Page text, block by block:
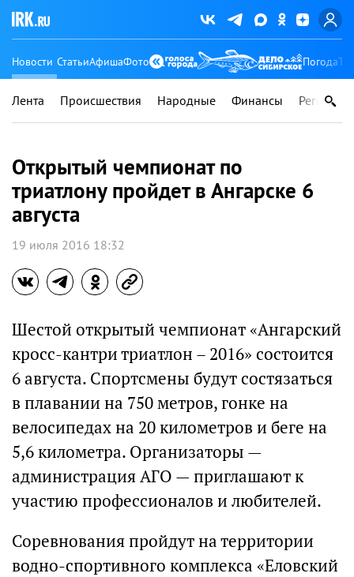
Новости СтатьиАфишаФото Погода
Лента Происшествия Народные Финансы Регионы
Открытый чемпионат по
триатлону пройдет в Ангарске 6
августа
19 июля 2016 18:32
Шестой открытый чемпионат «Ангарский
кросс-кантри триатлон – 2016» состоится
6 августа. Спортсмены будут состязаться
в плавании на 750 метров, гонке на
велосипедах на 20 километров и беге на
5,6 километра. Организаторы —
администрация АГО — приглашают к
участию профессионалов и любителей.
Соревнования пройдут на территории
водно-спортивного комплекса «Еловский